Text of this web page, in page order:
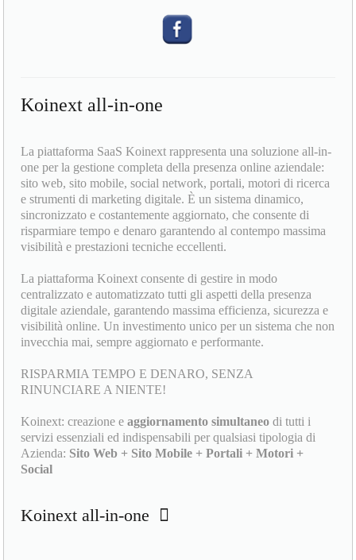
Koinext all-in-one
La piattaforma SaaS Koinext rappresenta una soluzione all-in-
one per la gestione completa della presenza online aziendale:
sito web, sito mobile, social network, portali, motori di ricerca
e strumenti di marketing digitale. È un sistema dinamico,
sincronizzato e costantemente aggiornato, che consente di
risparmiare tempo e denaro garantendo al contempo massima
visibilità e prestazioni tecniche eccellenti.
La piattaforma Koinext consente di gestire in modo
centralizzato e automatizzato tutti gli aspetti della presenza
digitale aziendale, garantendo massima efficienza, sicurezza e
visibilità online. Un investimento unico per un sistema che non
invecchia mai, sempre aggiornato e performante.
RISPARMIA TEMPO E DENARO, SENZA
RINUNCIARE A NIENTE!
Koinext: creazione eaggiornamento simultaneo di tutti i
servizi essenziali ed indispensabili per qualsiasi tipologia di
Azienda: Sito Web + Sito Mobile + Portali + Motori +
Social
Koinext all-in-one